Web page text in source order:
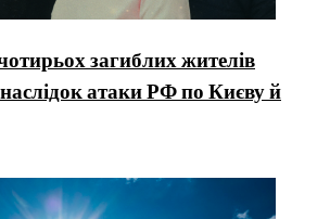
загиблих жителів
атаки РФ по Києву й